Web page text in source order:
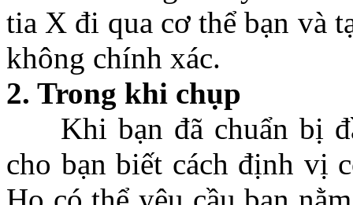
tia X đi qua cơ thể bạn và
không chính xác.
2. Trong khi chụp
Khi bạn đã chuẩn bị
cho bạn biết cách định vị